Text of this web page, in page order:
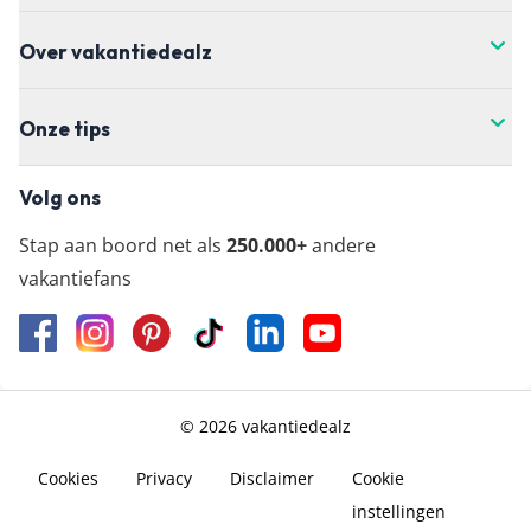
Over vakantiedealz
Onze tips
Volg ons
Stap aan boord net als 250.000+andere
vakantiefans
© 2026 vakantiedealz
Cookies Privacy Disclaimer
Cookie
instellingen